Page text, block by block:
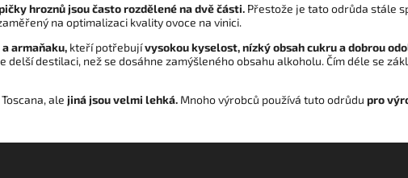
hroznů jsou často rozdělené na dvě části. Přestože je tato odrůda stále
na optimalizaci kvality ovoce na vinici.
armaňaku, kteří potřebujívysokou kyselost, nízký obsah cukru a dobrou
destilaci, než se dosáhne zamýšleného obsahu alkoholu. Čím déle se
ale jiná jsou velmi lehká. Mnoho výrobců používá tuto odrůdu pro